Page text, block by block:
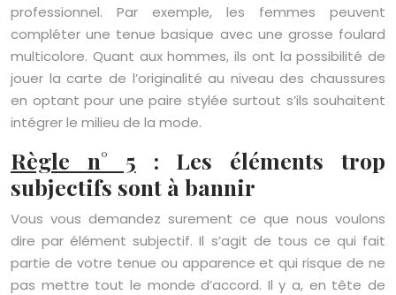
professionnel. Par exemple, les femmes peuvent
compléter une tenue basique avec une grosse foulard
multicolore. Quant aux hommes, ils ont la possibilité de
jouer la carte de l’originalité au niveau des chaussures
en optant pour une paire stylée surtout s’ils souhaitent
intégrer le milieu de la mode.
Règle n° 5 : Les éléments trop
subjectifs sont à bannir
Vous vous demandez surement ce que nous voulons
dire par élément subjectif. Il s’agit de tous ce qui fait
partie de votre tenue ou apparence et qui risque de ne
pas mettre tout le monde d’accord. Il y a, en tête de